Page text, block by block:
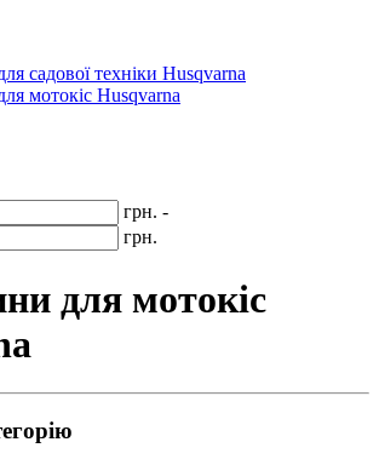
садової техніки Husqvarna
мотокіс Husqvarna
грн. -
грн.
для мотокіс